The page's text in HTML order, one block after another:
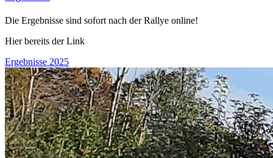
Die Ergebnisse sind sofort nach der Rallye online!
Hier bereits der Link
Ergebnisse 2025